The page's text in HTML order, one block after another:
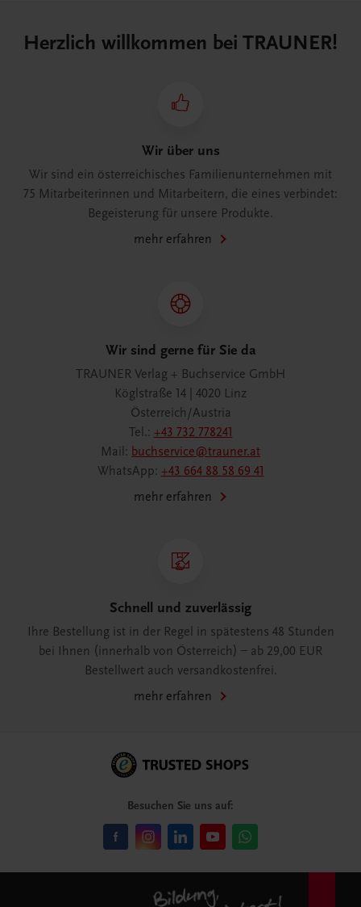
Herzlich willkommen bei TRAUNER!
Wir über uns
Wir sind ein österreichisches Familienunternehmen mit
75 Mitarbeiterinnen und Mitarbeitern, die eines verbindet:
Begeisterung für unsere Produkte.
mehr erfahren
Wir sind gerne für Sie da
TRAUNER Verlag + Buchservice GmbH
Köglstraße 14 | 4020 Linz
Österreich/Austria
Tel.: +43 732 778241
Mail: buchservice@trauner.at
WhatsApp: +43 664 88 58 69 41
mehr erfahren
Schnell und zuverlässig
Ihre Bestellung ist in der Regel in spätestens 48 Stunden
bei Ihnen (innerhalb von Österreich) – ab 29,00 EUR
Bestellwert auch versandkostenfrei.
mehr erfahren
Besuchen Sie uns auf: